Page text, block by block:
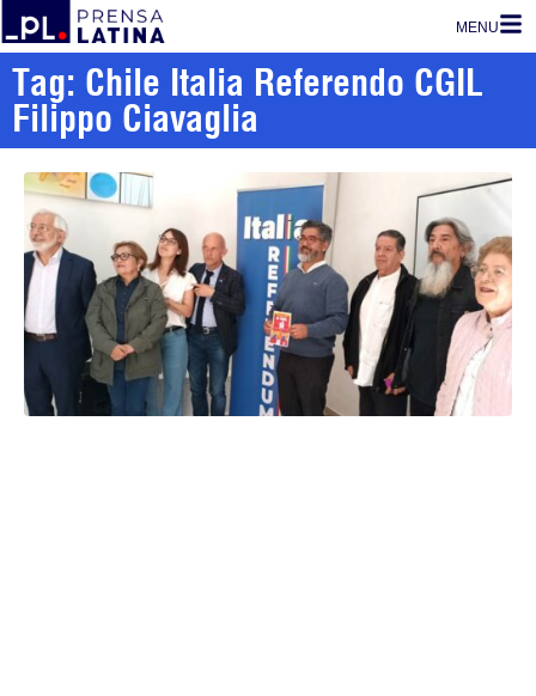
MENU
Tag: Chile Italia Referendo CGIL
Filippo Ciavaglia